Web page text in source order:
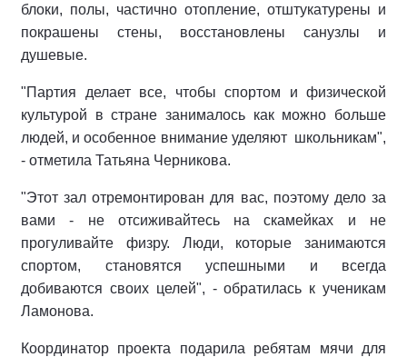
блоки, полы, частично отопление, отштукатурены и
покрашены стены, восстановлены санузлы и
душевые.
"Партия делает все, чтобы спортом и физической
культурой в стране занималось как можно больше
людей, и особенное внимание уделяют школьникам",
- отметила Татьяна Черникова.
"Этот зал отремонтирован для вас, поэтому дело за
вами - не отсиживайтесь на скамейках и не
прогуливайте физру. Люди, которые занимаются
спортом, становятся успешными и всегда
добиваются своих целей", - обратилась к ученикам
Ламонова.
Координатор проекта подарила ребятам мячи для